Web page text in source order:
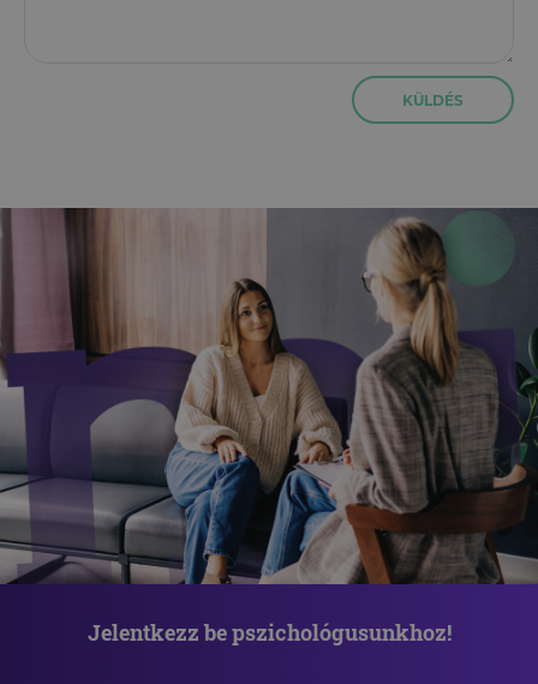
KÜLDÉS
Jelentkezz be pszichológusunkhoz!